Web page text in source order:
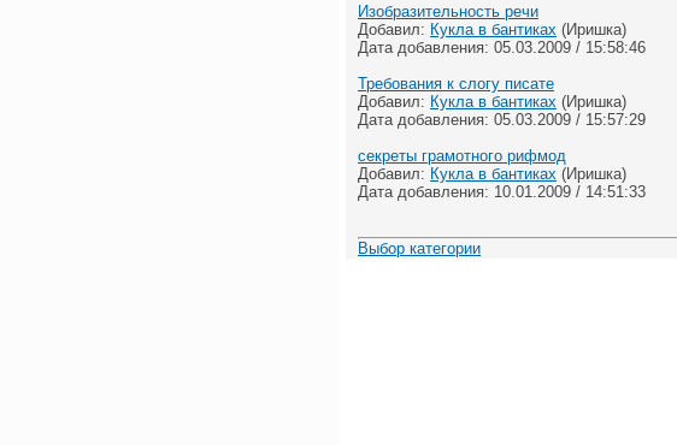
Изобразительность речи
Добавил: Кукла в бантиках (Иришка)
Дата добавления: 05.03.2009 / 15:58:46
Требования к слогу писате
Добавил: Кукла в бантиках (Иришка)
Дата добавления: 05.03.2009 / 15:57:29
секреты грамотного рифмод
Добавил: Кукла в бантиках (Иришка)
Дата добавления: 10.01.2009 / 14:51:33
Выбор категории